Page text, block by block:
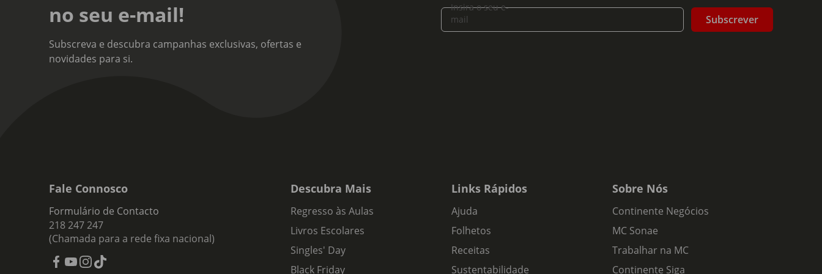
no seu e-mail!
Subscreva e descubra campanhas exclusivas, ofertas e
novidades para si.
Insira o seu e-
mail
Subscrever
Fale Connosco
Formulário de Contacto
218 247 247
(Chamada para a rede fixa nacional)
Descubra Mais
Regresso às Aulas
Livros Escolares
Singles' Day
Black Friday
Links Rápidos
Ajuda
Folhetos
Receitas
Sustentabilidade
Sobre Nós
Continente Negócios
MC Sonae
Trabalhar na MC
Continente Siga